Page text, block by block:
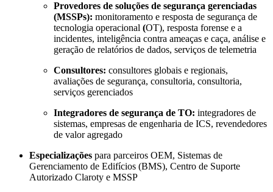
Provedores de soluções de segurança gerenciadas
(MSSPs): monitoramento e resposta de segurança de
tecnologia operacional (OT), resposta forense e a
incidentes, inteligência contra ameaças e caça, análise e
geração de relatórios de dados, serviços de telemetria
Consultores: consultores globais e regionais,
avaliações de segurança, consultoria, consultoria,
serviços gerenciados
Integradores de segurança de TO: integradores de
sistemas, empresas de engenharia de ICS, revendedores
de valor agregado
Especializações para parceiros OEM, Sistemas de
Gerenciamento de Edifícios (BMS), Centro de Suporte
Autorizado Claroty e MSSP